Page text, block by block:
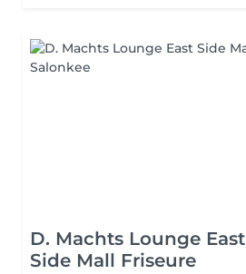
D. Machts Lounge East
Side Mall Friseure